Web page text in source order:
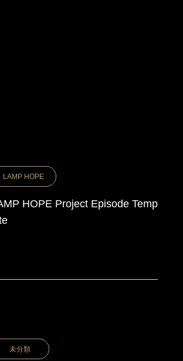
LAMP HOPE
HOPE Project Episode Temp
未分類